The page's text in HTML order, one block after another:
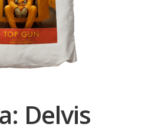
Delvis